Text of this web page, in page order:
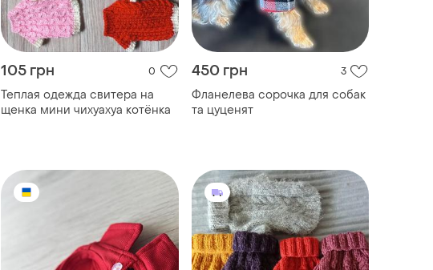
105 грн 0
Теплая одежда свитера на
щенка мини чихуахуа котёнка
450 грн 3
Фланелева сорочка для собак
та цуценят